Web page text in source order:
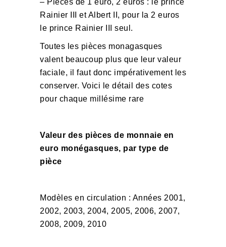
– Pièces de 1 euro, 2 euros : le prince
Rainier III et Albert II, pour la 2 euros
le prince Rainier III seul.
Toutes les pièces monagasques
valent beaucoup plus que leur valeur
faciale, il faut donc impérativement les
conserver. Voici le détail des cotes
pour chaque millésime rare
Valeur des pièces de monnaie en
euro monégasques, par type de
pièce
Modèles en circulation : Années 2001,
2002, 2003, 2004, 2005, 2006, 2007,
2008, 2009, 2010